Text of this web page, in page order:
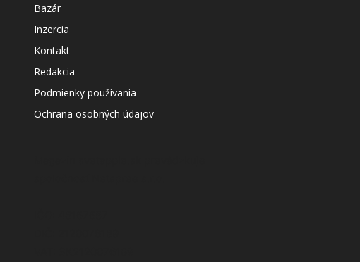
Bazár
Inzercia
Kontakt
Redakcia
Podmienky používania
Ochrana osobných údajov